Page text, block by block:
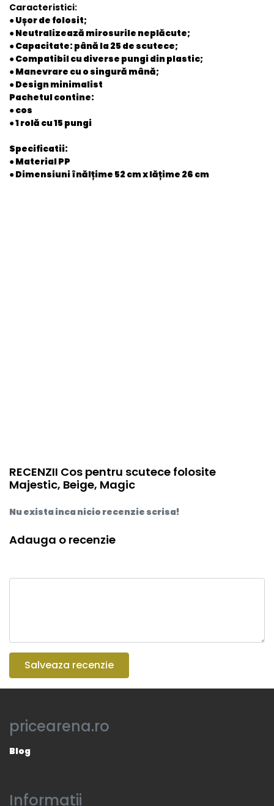
Caracteristici:
● Ușor de folosit;
● Neutralizează mirosurile neplăcute;
● Capacitate: până la 25 de scutece;
● Compatibil cu diverse pungi din plastic;
● Manevrare cu o singură mână;
● Design minimalist
Pachetul contine:
● cos
● 1 rolă cu 15 pungi
Specificatii:
● Material PP
● Dimensiuni înălțime 52 cm x lățime 26 cm
RECENZII Cos pentru scutece folosite
Majestic, Beige, Magic
Nu exista inca nicio recenzie scrisa!
Adauga o recenzie
Salveaza recenzie
pricearena.ro
Blog
Informatii